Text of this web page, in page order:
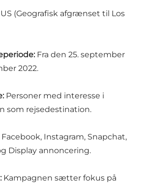
US (Geografisk afgrænset til Los
Fra den 25. september
2022.
Personer med interesse i
som rejsedestination.
Facebook, Instagram, Snapchat,
Display annoncering.
Kampagnen sætter fokus på